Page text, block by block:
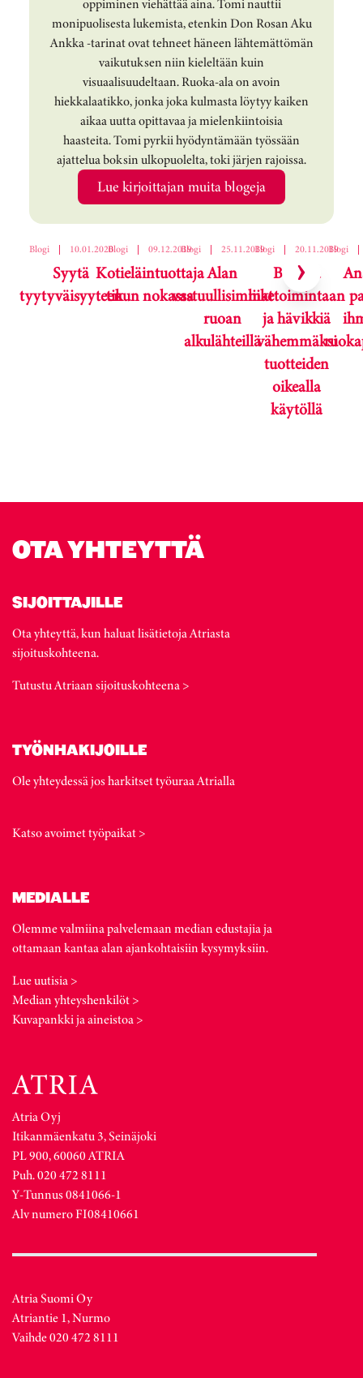
oppiminen viehättää aina. Tomi nauttii
monipuolisesta lukemista, etenkin Don Rosan Aku
Ankka -tarinat ovat tehneet häneen lähtemättömän
vaikutuksen niin kieleltään kuin
visuaalisuudeltaan. Ruoka-ala on avoin
hiekkalaatikko, jonka joka kulmasta löytyy kaiken
aikaa uutta opittavaa ja mielenkiintoisia
haasteita. Tomi pyrkii hyödyntämään työssään
ajattelua boksin ulkopuolelta, toki järjen rajoissa.
Lue kirjoittajan muita blogeja
Ohita korttikaruselli
Blogi | 10.01.2020
Syytä
tyytyväisyyteen
Blogi | 09.12.2019
Kotieläintuottaja
tikun nokassa
Blogi | 25.11.2019
Alan
vastuullisimmat
ruoan
alkulähteillä
Blogi | 20.11.2019
Buustia
liiketoimintaan
ja hävikkiä
vähemmäksi
tuotteiden
oikealla
käytöllä
Blogi |
OTA YHTEYTTÄ
SIJOITTAJILLE
Ota yhteyttä, kun haluat lisätietoja Atriasta
sijoituskohteena.
Tutustu Atriaan sijoituskohteena >
TYÖNHAKIJOILLE
Ole yhteydessä jos harkitset työuraa Atrialla
Katso avoimet työpaikat >
MEDIALLE
Olemme valmiina palvelemaan median edustajia ja
ottamaan kantaa alan ajankohtaisiin kysymyksiin.
Lue uutisia >
Median yhteyshenkilöt >
Kuvapankki ja aineistoa >
Atria Oyj
Itikanmäenkatu 3, Seinäjoki
PL 900, 60060 ATRIA
Puh. 020 472 8111
Y-Tunnus 0841066-1
Alv numero FI08410661
Atria Suomi Oy
Atriantie 1, Nurmo
Vaihde 020 472 8111